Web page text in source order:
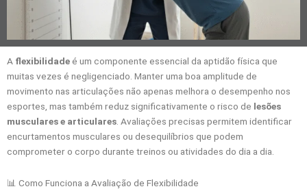
A flexibilidadeé um componente essencial da aptidão física que
muitas vezes é negligenciado. Manter uma boa amplitude de
movimento nas articulações não apenas melhora o desempenho nos
esportes, mas também reduz significativamente o risco de lesões
musculares e articulares . Avaliações precisas permitem identificar
encurtamentos musculares ou desequilíbrios que podem
comprometer o corpo durante treinos ou atividades do dia a dia.
📊 Como Funciona a Avaliação de Flexibilidade